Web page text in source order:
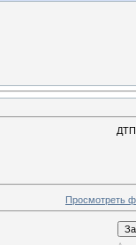
ДТП
Просмотреть